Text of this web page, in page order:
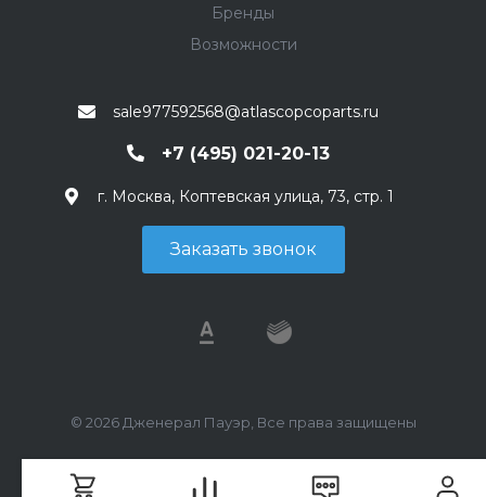
Бренды
Возможности
sale977592568@atlascopcoparts.ru
+7 (495) 021-20-13
г. Москва, Коптевская улица, 73, стр. 1
Заказать звонок
© 2026 Дженерал Пауэр, Все права защищены